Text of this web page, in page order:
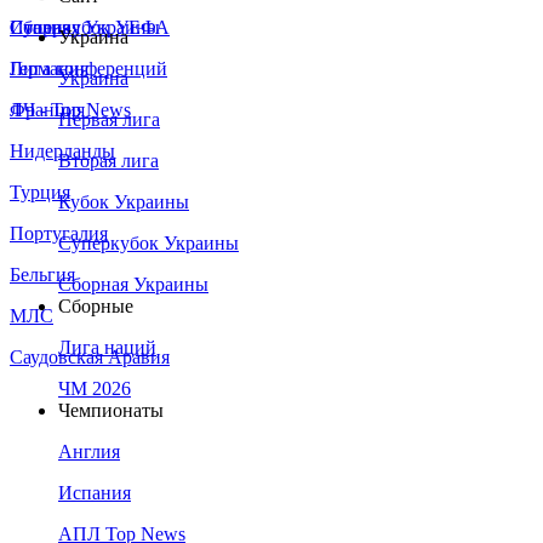
Сборная Украины
Италия
Германия
Франция
Нидерланды
Турция
Португалия
Бельгия
МЛС
Саудовская Аравия
Суперкубок УЕФА
Лига конференций
ЛЧ - Top News
Украина
Украина
Первая лига
Вторая лига
Кубок Украины
Суперкубок Украины
Сборная Украины
Сборные
Лига наций
ЧМ 2026
Чемпионаты
Англия
Испания
АПЛ Top News